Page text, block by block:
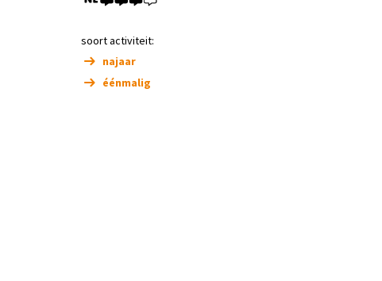
soort activiteit:
najaar
éénmalig